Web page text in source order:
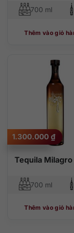
700 ml
Thêm vào giỏ
Tequila
1.300.000 ₫
700 ml
Thêm vào giỏ